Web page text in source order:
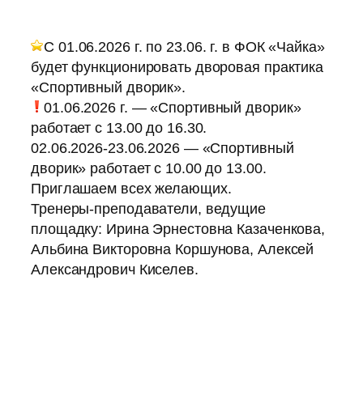
С 01.06.2026 г. по 23.06. г. в ФОК «Чайка»
будет функционировать дворовая практика
«Спортивный дворик».
01.06.2026 г. — «Спортивный дворик»
работает с 13.00 до 16.30.
02.06.2026-23.06.2026 — «Спортивный
дворик» работает с 10.00 до 13.00.
Приглашаем всех желающих.
Тренеры-преподаватели, ведущие
площадку: Ирина Эрнестовна Казаченкова,
Альбина Викторовна Коршунова, Алексей
Александрович Киселев.